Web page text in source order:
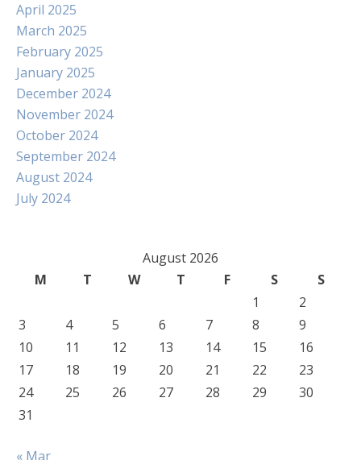
April 2025
March 2025
February 2025
January 2025
December 2024
November 2024
October 2024
September 2024
August 2024
July 2024
August 2026
M
T W T F S
S
1
2
3
4 5 6 7 8
9
10
11 12 13 14 15
16
17
18 19 20 21 22
23
24
25 26 27 28 29
30
31
« Mar